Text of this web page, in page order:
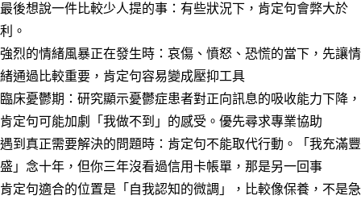
最後想說一件比較少人提的事：有些狀況下，肯定句會弊大於
利。
強烈的情緒風暴正在發生時 ：哀傷、憤怒、恐慌的當下，先讓情
緒通過比較重要，肯定句容易變成壓抑工具
臨床憂鬱期 ：研究顯示憂鬱症患者對正向訊息的吸收能力下降，
肯定句可能加劇「我做不到」的感受。優先尋求專業協助
遇到真正需要解決的問題時 ：肯定句不能取代行動。「我充滿豐
盛」念十年，但你三年沒看過信用卡帳單，那是另一回事
肯定句適合的位置是「自我認知的微調」，比較像保養，不是急